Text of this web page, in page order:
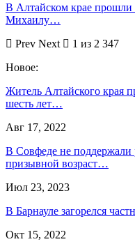
В Алтайском крае
Михаилу…
Prev Next
1 из 2 347
Новое:
Житель Алтайского края
шесть лет…
Авг 17, 2022
В Совфеде не поддержали
призывной возраст…
Июл 23, 2023
В Барнауле загорелся
Окт 15, 2022